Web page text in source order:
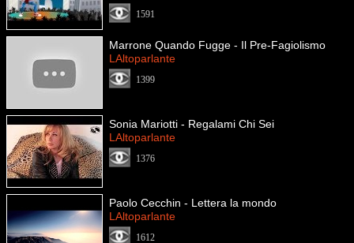
1591
Marrone Quando Fugge - Il Pre-Fagiolismo
LAltoparlante
1399
Sonia Mariotti - Regalami Chi Sei
LAltoparlante
1376
Paolo Cecchin - Lettera la mondo
LAltoparlante
1612